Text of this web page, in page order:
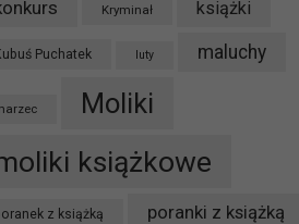
Kryminał książki
Puchatek luty maluchy
Moliki
książkowe
z książką poranki z książką